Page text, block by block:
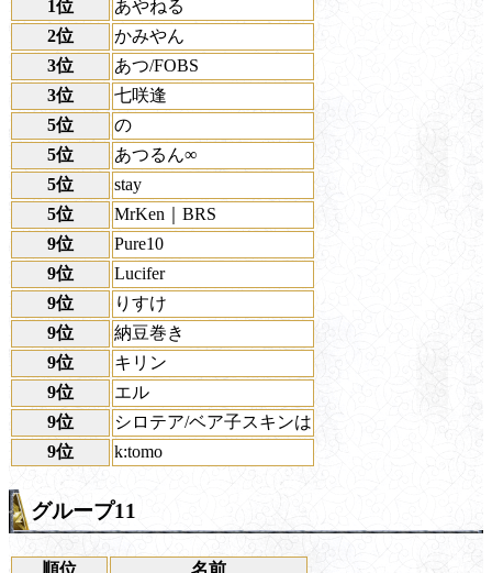
1位
あやねる
2位
かみやん
3位
あつ/FOBS
3位
七咲逢
5位
の
5位
あつるん∞
5位
stay
5位
MrKen｜BRS
9位
Pure10
9位
Lucifer
9位
りすけ
9位
納豆巻き
9位
キリン
9位
エル
9位
シロテア/ベア子スキンは
9位
k:tomo
グループ11
順位
名前